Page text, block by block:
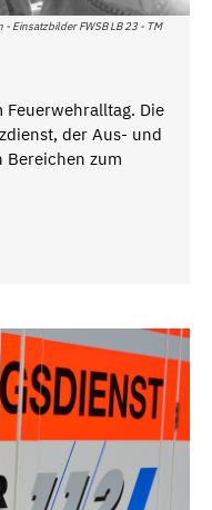
- Einsatzbilder FWSB LB 23 - TM
Die
der Aus- und
Bereichen zum